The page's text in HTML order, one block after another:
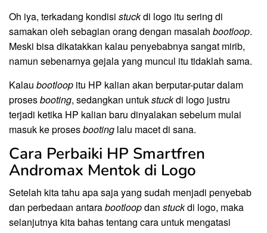
Oh iya, terkadang kondisi stuckdi logo itu sering di
samakan oleh sebagian orang dengan masalah bootloop.
Meski bisa dikatakkan kalau penyebabnya sangat mirib,
namun sebenarnya gejala yang muncul itu tidaklah sama.
Kalau bootloop itu HP kalian akan berputar-putar dalam
prosesbooting, sedangkan untukstuckdi logo justru
terjadi ketika HP kalian baru dinyalakan sebelum mulai
masuk ke prosesbooting lalu macet di sana.
Cara Perbaiki HP Smartfren
Andromax Mentok di Logo
Setelah kita tahu apa saja yang sudah menjadi penyebab
dan perbedaan antarabootloopdan stuckdi logo, maka
selanjutnya kita bahas tentang cara untuk mengatasi